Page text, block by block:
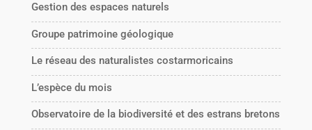
Gestion des espaces naturels
Groupe patrimoine géologique
Le réseau des naturalistes costarmoricains
L’espèce du mois
Observatoire de la biodiversité et des estrans bretons